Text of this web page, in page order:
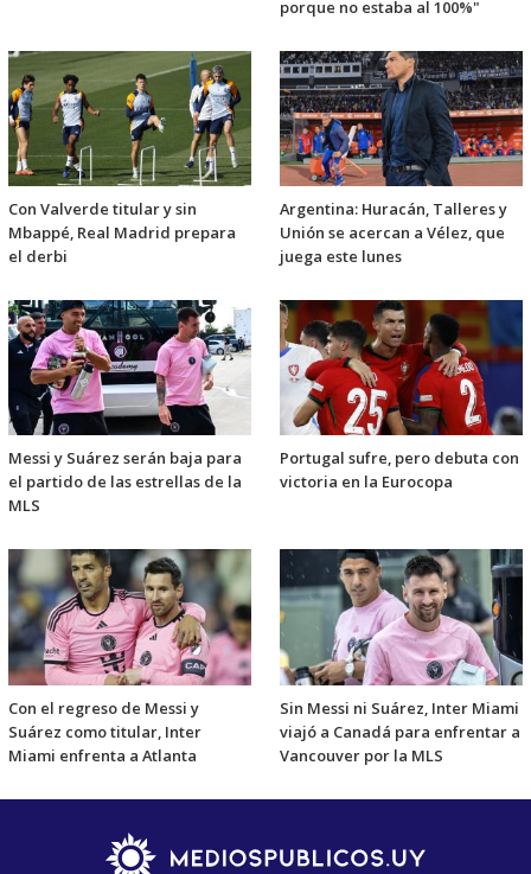
porque no estaba al 100%"
Con Valverde titular y sin
Mbappé, Real Madrid prepara
el derbi
Argentina: Huracán, Talleres y
Unión se acercan a Vélez, que
juega este lunes
Messi y Suárez serán baja para
el partido de las estrellas de la
MLS
Portugal sufre, pero debuta con
victoria en la Eurocopa
Con el regreso de Messi y
Suárez como titular, Inter
Miami enfrenta a Atlanta
Sin Messi ni Suárez, Inter Miami
viajó a Canadá para enfrentar a
Vancouver por la MLS